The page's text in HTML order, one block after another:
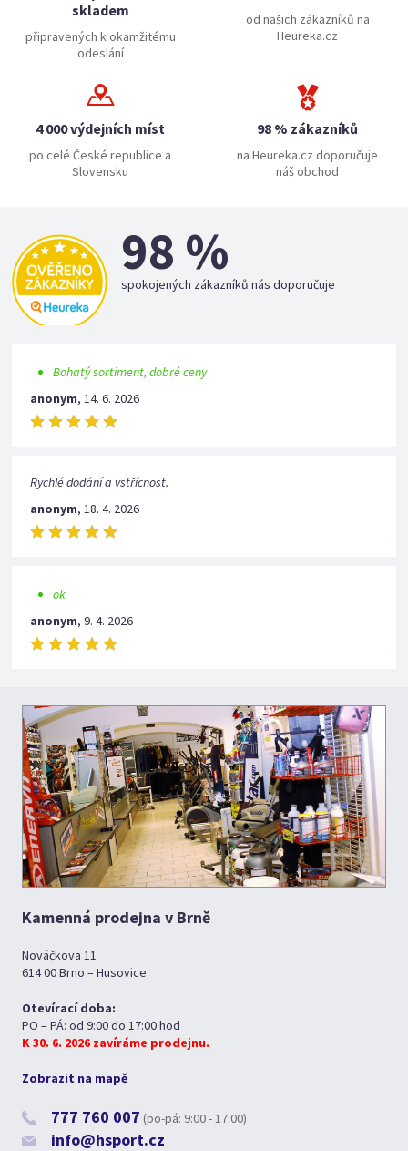
skladem
připravených k okamžitému
odeslání
od našich zákazníků na
Heureka.cz
4 000 výdejních míst
po celé České republice a
Slovensku
98 % zákazníků
na Heureka.cz doporučuje
náš obchod
98 %
spokojených zákazníků nás doporučuje
Bohatý sortiment, dobré ceny
anonym,14. 6. 2026
Rychlé dodání a vstřícnost.
anonym,18. 4. 2026
ok
anonym,9. 4. 2026
Kamenná prodejna v Brně
Nováčkova 11
614 00 Brno – Husovice
Otevírací doba:
PO – PÁ: od 9:00 do 17:00 hod
K 30. 6. 2026 zavíráme prodejnu.
Zobrazit na mapě
777 760 007 (po-pá: 9:00 - 17:00)
info@hsport.cz